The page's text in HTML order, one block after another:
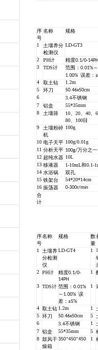
序
号
名称 规格
1
土壤养分
检测仪
LD-GT3
2 PH计
精度0.1/0-14PH
3
TDS计
范围：0.01%～
1.00% 误差：
4
取土钻
1.2m
5
环刀 50.46x50cm
6
3.4不锈钢
7
铝盒
55*35mm
8
土壤筛
10、20、40、
80、100目
9
土壤粉碎
机
100g
10 电子天平 100g/0.01g
11 分析天平 100g/万分之一
12 超纯水器 10L
13 移液器
1-10mL和0.1-
14 水浴锅
双孔
15 铁架台
54*20*14cm
16 振荡器
0-300r/min
合
计
序
号
名称 规格
数
量
1
土壤养
分检测
仪
LD-GT4 1
2 PH计
精度0.1/0-
14PH
1
3 TDS计 范围：0.01%
～1.00% 误
差：±5%
1
4 取土钻 1.2m 1
5 环刀 50.46x50cm 5
6
3.4不锈钢 1
7 铝盒 55*35mm 5
8 鼓风干
燥箱
350*450*450 1